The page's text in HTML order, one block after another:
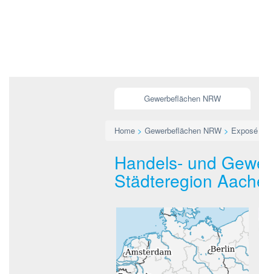
Gewerbeflächen NRW
Home > Gewerbeflächen NRW > Exposé
Handels- und
Städteregion